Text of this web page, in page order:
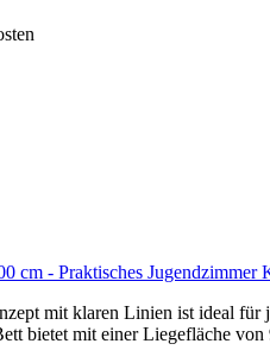
cm - Praktisches
mit klaren Linien ist ideal
mit einer Liegefläche von